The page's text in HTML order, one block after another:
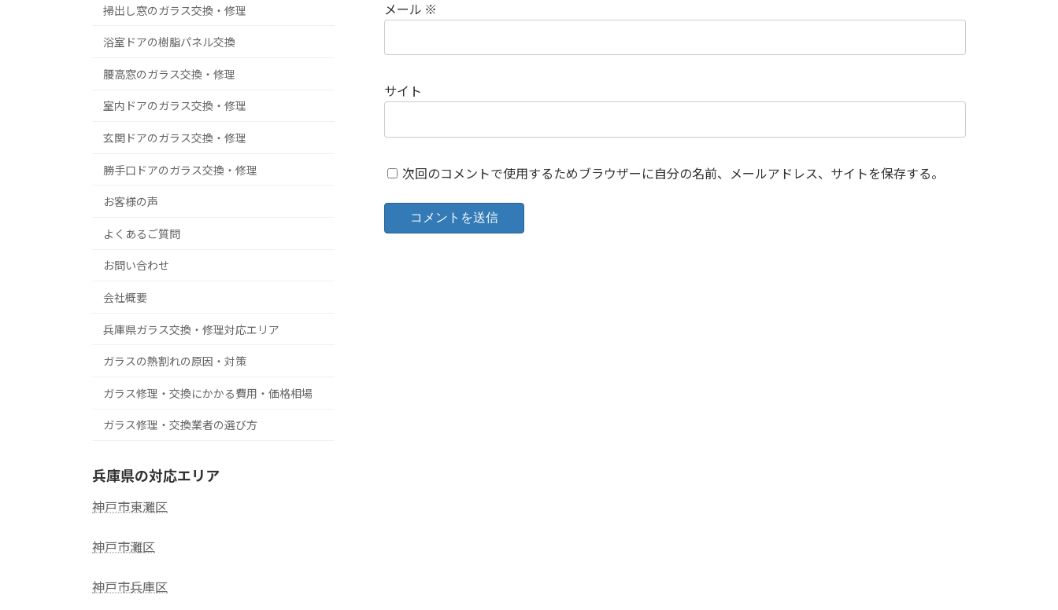
メール ※
サイト
次回のコメントで使用するためブラウザーに自分の名前、メールアドレス、サイトを保存する。
掃出し窓のガラス交換・修理
浴室ドアの樹脂パネル交換
腰高窓のガラス交換・修理
室内ドアのガラス交換・修理
玄関ドアのガラス交換・修理
勝手口ドアのガラス交換・修理
お客様の声
よくあるご質問
お問い合わせ
会社概要
兵庫県ガラス交換・修理対応エリア
ガラスの熱割れの原因・対策
ガラス修理・交換にかかる費用・価格相場
ガラス修理・交換業者の選び方
兵庫県の対応エリア
神戸市東灘区
神戸市灘区
神戸市兵庫区